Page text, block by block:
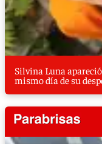
Silvina Luna
mismo día de su